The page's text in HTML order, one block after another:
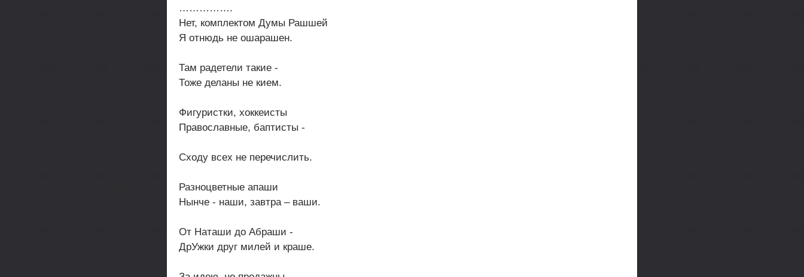
…………….
Нет, комплектом Думы Рашшей
Я отнюдь не ошарашен.
Там радетели такие -
Тоже деланы не кием.
Фигуристки, хоккеисты
Православные, баптисты -
Сходу всех не перечислить.
Разноцветные апаши
Нынче - наши, завтра – ваши.
От Наташи до Абраши -
ДрУжки друг милей и краше.